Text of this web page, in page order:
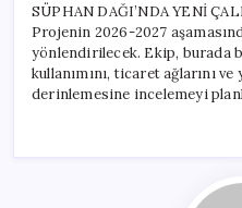
SÜPHAN DAĞI’NDA YENİ
Projenin 2026-2027
yönlendirilecek. Ekip, burada
kullanımını, ticaret ağlarını
derinlemesine incelemeyi